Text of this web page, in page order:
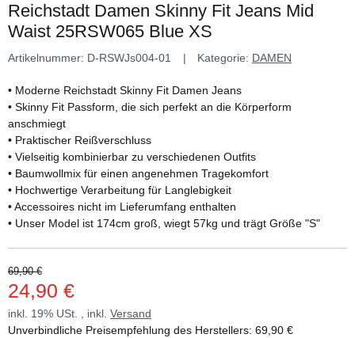
Reichstadt Damen Skinny Fit Jeans Mid
Waist 25RSW065 Blue XS
Artikelnummer: D-RSWJs004-01 Kategorie: DAMEN
• Moderne Reichstadt Skinny Fit Damen Jeans
• Skinny Fit Passform, die sich perfekt an die Körperform
anschmiegt
• Praktischer Reißverschluss
• Vielseitig kombinierbar zu verschiedenen Outfits
• Baumwollmix für einen angenehmen Tragekomfort
• Hochwertige Verarbeitung für Langlebigkeit
• Accessoires nicht im Lieferumfang enthalten
• Unser Model ist 174cm groß, wiegt 57kg und trägt Größe "S"
69,90 €
24,90 €
inkl. 19% USt. , inkl. Versand
Unverbindliche Preisempfehlung des Herstellers: 69,90 €